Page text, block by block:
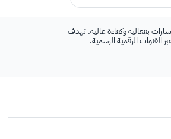
بفعالية وكفاءة عالية. تهدف
القنوات الرقمية الرسمية.